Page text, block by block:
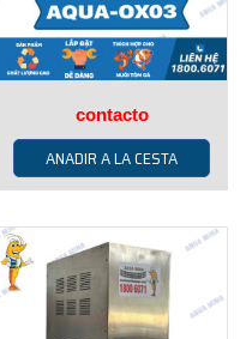
contacto
ANADIR A LA CESTA